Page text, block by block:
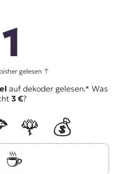
1
gelesen ↑
auf dekoder gelesen.* Was
3 €?
🌹
💰
☕️